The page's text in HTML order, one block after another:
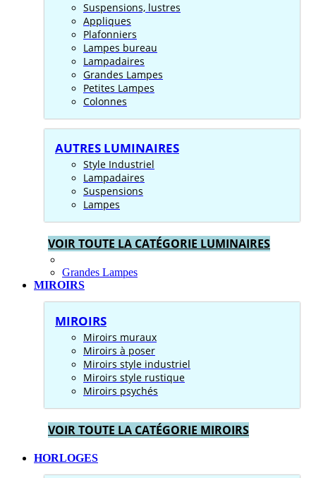
Suspensions, lustres
Appliques
Plafonniers
Lampes bureau
Lampadaires
Grandes Lampes
Petites Lampes
Colonnes
AUTRES LUMINAIRES
Style Industriel
Lampadaires
Suspensions
Lampes
VOIR TOUTE LA CATÉGORIE LUMINAIRES
Grandes Lampes
MIROIRS
MIROIRS
Miroirs muraux
Miroirs à poser
Miroirs style industriel
Miroirs style rustique
Miroirs psychés
VOIR TOUTE LA CATÉGORIE MIROIRS
HORLOGES